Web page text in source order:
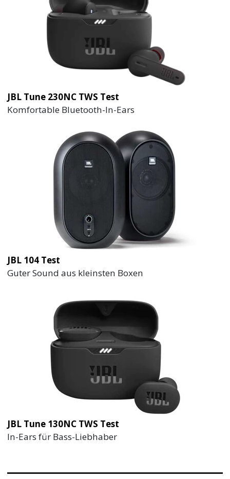
JBL Tune 230NC TWS Test
Komfortable Bluetooth-In-Ears
JBL 104 Test
Guter Sound aus kleinsten Boxen
JBL Tune 130NC TWS Test
In-Ears für Bass-Liebhaber